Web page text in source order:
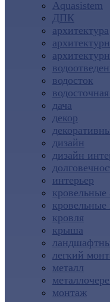
Aquasistem
ДПК
архитектура
водосток
дача
декор
дизайн
дизайн
интерьер
кровельные
кровельные
кровля
крыша
легкий
металл
монтаж